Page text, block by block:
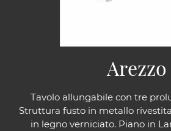
Tavolo allungabile con tre
Struttura fusto in metallo
in legno verniciato. Piano in
Arezzo